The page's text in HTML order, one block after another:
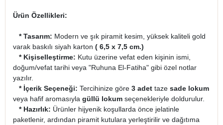
Ürün Özellikleri:
* Tasarım: Modern ve şık piramit kesim, yüksek kaliteli gold
varak baskılı siyah karton ( 6,5 x 7,5 cm.)
* Kişiselleştirme: Kutu üzerine vefat eden kişinin ismi,
doğum/vefat tarihi veya "Ruhuna El-Fatiha" gibi özel notlar
yazılır.
* İçerik Seçeneği: Tercihinize göre 3 adet taze sade lokum
veya hafif aromasıyla güllü lokum seçenekleriyle doldurulur.
* Hazırlık: Ürünler hijyenik koşullarda önce jelatinle
paketlenir, ardından piramit kutulara yerleştirilir ve dağıtıma